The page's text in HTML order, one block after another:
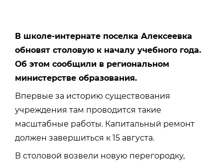
В школе-интернате поселка Алексеевка
обновят столовую к началу учебного года.
Об этом сообщили в региональном
министерстве образования.
Впервые за историю существования
учреждения там проводится такие
масштабные работы. Капитальный ремонт
должен завершиться к 15 августа.
В столовой возвели новую перегородку,